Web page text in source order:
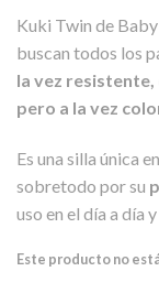
Kuki Twin de
buscan todos los
la vez
pero a la vez
Es una silla única
sobretodo por su
uso en el día a día
Este producto no